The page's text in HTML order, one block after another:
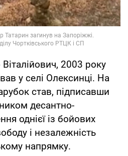
2003 року
у селі Олексинці. На
став, підписавши
десантно-
однієї із бойових
і незалежність
напрямку.